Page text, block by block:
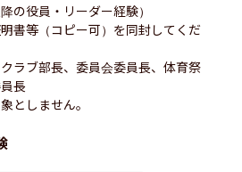
の役員・リーダー経験）
書等（コピー可）を同封してくだ
ラブ部長、委員会委員長、体育祭
長
としません。